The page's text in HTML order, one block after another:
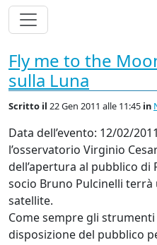
Alterna
Fly me to the
sulla Luna
Scritto il 22 Gen 2011 alle 11:45 in
Data dell’evento: 12/02/
l’osservatorio Virginio
dell’apertura al pubblico di
socio Bruno Pulcinelli
satellite.
Come sempre gli strumenti
disposizione del pubblico